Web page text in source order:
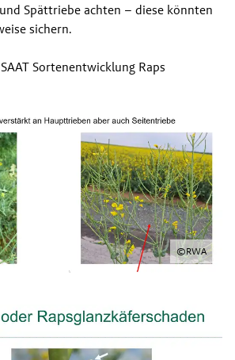
Spättriebe achten – diese könnten
sichern.
Sortenentwicklung Raps
©RWA